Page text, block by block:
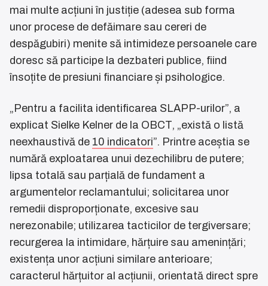
mai multe acțiuni în justiție (adesea sub forma
unor procese de defăimare sau cereri de
despăgubiri) menite să intimideze persoanele care
doresc să participe la dezbateri publice, fiind
însoțite de presiuni financiare și psihologice.
„Pentru a facilita identificarea SLAPP-urilor”, a
explicat Sielke Kelner de la OBCT, „există o listă
neexhaustivă de 10 indicatori”. Printre aceștia se
numără exploatarea unui dezechilibru de putere;
lipsa totală sau parțială de fundament a
argumentelor reclamantului; solicitarea unor
remedii disproporționate, excesive sau
nerezonabile; utilizarea tacticilor de tergiversare;
recurgerea la intimidare, hărțuire sau amenințări;
existența unor acțiuni similare anterioare;
caracterul hărțuitor al acțiunii, orientată direct spre